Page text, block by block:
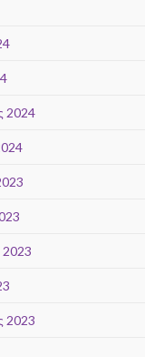
2024
2023
2023